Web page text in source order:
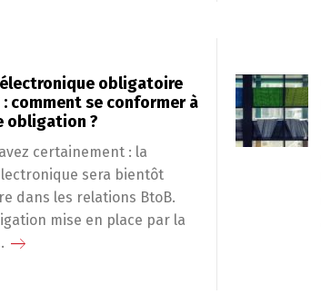
obligatoire
: comment se conformer à
obligation ?
certainement : la
sera bientôt
dans les relations BtoB.
mise en place par la